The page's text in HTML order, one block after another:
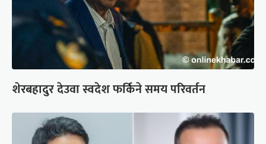
शेरबहादुर देउवा स्वदेश फर्किने समय परिवर्तन